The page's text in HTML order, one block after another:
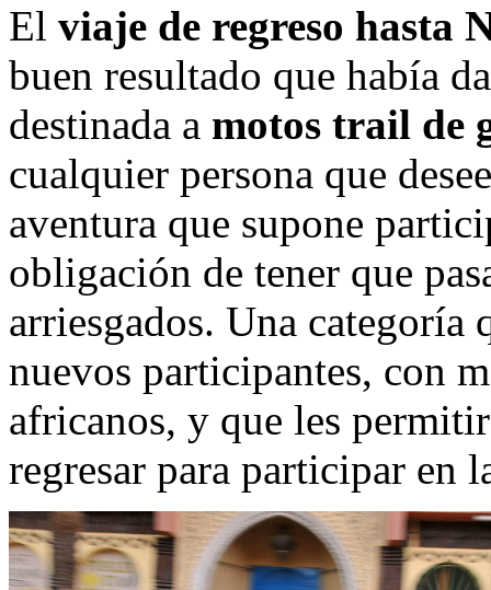
El viaje de regreso hasta
buen resultado que había
destinada a motos trail de
cualquier persona que
aventura que supone
obligación de tener que
arriesgados. Una categoría
nuevos participantes, con
africanos, y que les
regresar para participar en